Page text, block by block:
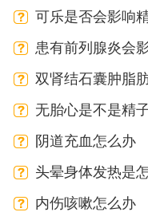
可乐是否会影响
患有前列腺炎会
双肾结石囊肿脂
无胎心是不是精
阴道充血怎么办
头晕身体发热是
内伤咳嗽怎么办